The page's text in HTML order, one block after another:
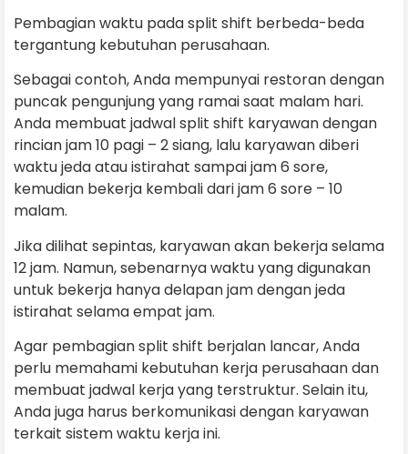
Pembagian waktu pada split shift berbeda-beda
tergantung kebutuhan perusahaan.
Sebagai contoh, Anda mempunyai restoran dengan
puncak pengunjung yang ramai saat malam hari.
Anda membuat jadwal split shift karyawan dengan
rincian jam 10 pagi – 2 siang, lalu karyawan diberi
waktu jeda atau istirahat sampai jam 6 sore,
kemudian bekerja kembali dari jam 6 sore – 10
malam.
Jika dilihat sepintas, karyawan akan bekerja selama
12 jam. Namun, sebenarnya waktu yang digunakan
untuk bekerja hanya delapan jam dengan jeda
istirahat selama empat jam.
Agar pembagian split shift berjalan lancar, Anda
perlu memahami kebutuhan kerja perusahaan dan
membuat jadwal kerja yang terstruktur. Selain itu,
Anda juga harus berkomunikasi dengan karyawan
terkait sistem waktu kerja ini.